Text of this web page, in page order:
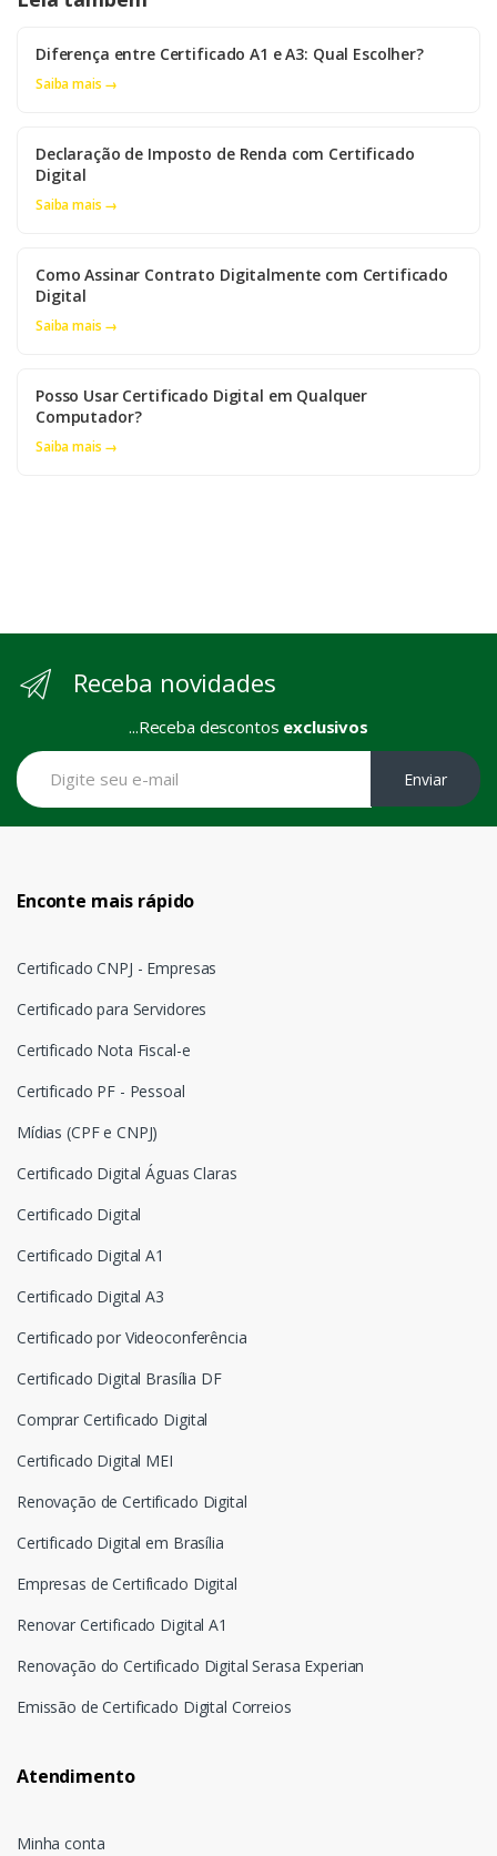
Diferença entre Certificado A1 e A3: Qual Escolher?
Saiba mais →
Declaração de Imposto de Renda com Certificado
Digital
Saiba mais →
Como Assinar Contrato Digitalmente com Certificado
Digital
Saiba mais →
Posso Usar Certificado Digital em Qualquer
Computador?
Saiba mais →
Receba novidades
...Receba descontos exclusivos
Enviar
Enconte mais rápido
Certificado CNPJ - Empresas
Certificado para Servidores
Certificado Nota Fiscal-e
Certificado PF - Pessoal
Mídias (CPF e CNPJ)
Certificado Digital Águas Claras
Certificado Digital
Certificado Digital A1
Certificado Digital A3
Certificado por Videoconferência
Certificado Digital Brasília DF
Comprar Certificado Digital
Certificado Digital MEI
Renovação de Certificado Digital
Certificado Digital em Brasília
Empresas de Certificado Digital
Renovar Certificado Digital A1
Renovação do Certificado Digital Serasa Experian
Emissão de Certificado Digital Correios
Atendimento
Minha conta